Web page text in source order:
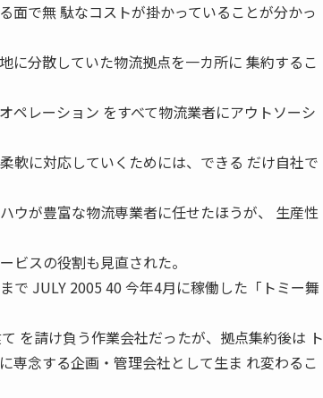
面で無 駄なコストが掛かっていることが分かっ
に分散していた物流拠点を一カ所に 集約するこ
ペレーション をすべて物流業者にアウトソーシ
軟に対応していくためには、できる だけ自社で
ウが豊富な物流専業者に任せたほうが、 生産性
ビスの役割も見直された。
で JULY 2005 40 今年4月に稼働した「トミー舞
を請け負う作業会社だったが、拠点集約後は ト
専念する企画・管理会社として生ま れ変わるこ